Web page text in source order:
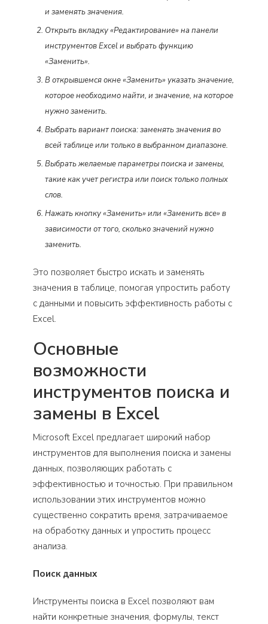
и заменять значения.
Открыть вкладку «Редактирование» на панели
инструментов Excel и выбрать функцию
«Заменить».
В открывшемся окне «Заменить» указать значение,
которое необходимо найти, и значение, на которое
нужно заменить.
Выбрать вариант поиска: заменять значения во
всей таблице или только в выбранном диапазоне.
Выбрать желаемые параметры поиска и замены,
такие как учет регистра или поиск только полных
слов.
Нажать кнопку «Заменить» или «Заменить все» в
зависимости от того, сколько значений нужно
заменить.
Это позволяет быстро искать и заменять
значения в таблице, помогая упростить работу
с данными и повысить эффективность работы с
Excel.
Основные
возможности
инструментов поиска и
замены в Excel
Microsoft Excel предлагает широкий набор
инструментов для выполнения поиска и замены
данных, позволяющих работать с
эффективностью и точностью. При правильном
использовании этих инструментов можно
существенно сократить время, затрачиваемое
на обработку данных и упростить процесс
анализа.
Поиск данных
Инструменты поиска в Excel позволяют вам
найти конкретные значения, формулы, текст